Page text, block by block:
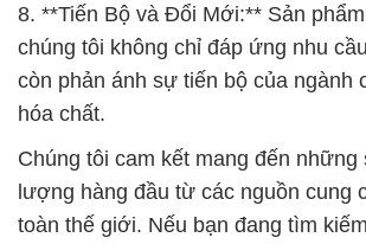
8. **Tiến Bộ và Đổi Mới:** Sản
chúng tôi không chỉ đáp ứng nhu
còn phản ánh sự tiến bộ của ngành
hóa chất.
Chúng tôi cam kết mang đến những
lượng hàng đầu từ các nguồn cung
toàn thế giới. Nếu bạn đang tìm